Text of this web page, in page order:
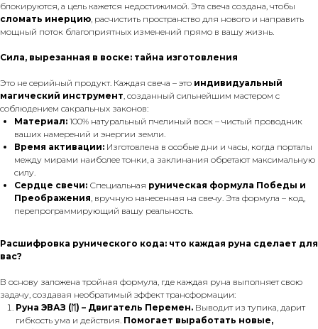
блокируются, а цель кажется недостижимой. Эта свеча создана, чтобы
сломать инерцию, расчистить пространство для нового и направить
мощный поток благоприятных изменений прямо в вашу жизнь.
Сила, вырезанная в воске: тайна изготовления
Это не серийный продукт. Каждая свеча – это индивидуальный
магический инструмент, созданный сильнейшим мастером с
соблюдением сакральных законов:
Материал: 100% натуральный пчелиный воск – чистый проводник
ваших намерений и энергии земли.
Время активации: Изготовлена в особые дни и часы, когда порталы
между мирами наиболее тонки, а заклинания обретают максимальную
силу.
Сердце свечи: Специальная руническая формула Победы и
Преображения, вручную нанесенная на свечу. Эта формула – код,
перепрограммирующий вашу реальность.
Расшифровка рунического кода: что каждая руна сделает для
вас?
В основу заложена тройная формула, где каждая руна выполняет свою
задачу, создавая необратимый эффект трансформации:
Руна ЭВАЗ (ᛖ) – Двигатель Перемен. Выводит из тупика, дарит
гибкость ума и действия. Помогает выработать новые,